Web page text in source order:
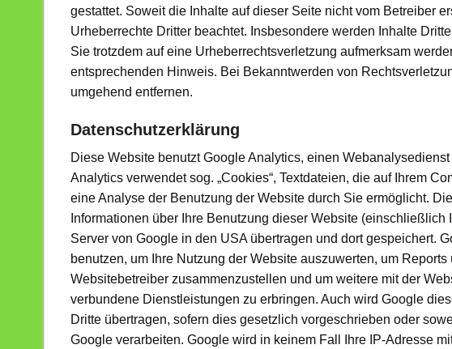
gestattet. Soweit die Inhalte auf dieser Seite nicht vom Betreiber
Urheberrechte Dritter beachtet. Insbesondere werden Inhalte
Sie trotzdem auf eine Urheberrechtsverletzung aufmerksam
entsprechenden Hinweis. Bei Bekanntwerden von
umgehend entfernen.
Datenschutzerklärung
Diese Website benutzt Google Analytics, einen Webanalysedienst
Analytics verwendet sog. „Cookies“, Textdateien, die auf Ihrem
eine Analyse der Benutzung der Website durch Sie ermöglicht.
Informationen über Ihre Benutzung dieser Website (einschließlich
Server von Google in den USA übertragen und dort gespeichert.
benutzen, um Ihre Nutzung der Website auszuwerten, um
Websitebetreiber zusammenzustellen und um weitere mit der
verbundene Dienstleistungen zu erbringen. Auch wird Google
Dritte übertragen, sofern dies gesetzlich vorgeschrieben oder
Google verarbeiten. Google wird in keinem Fall Ihre IP-Adresse